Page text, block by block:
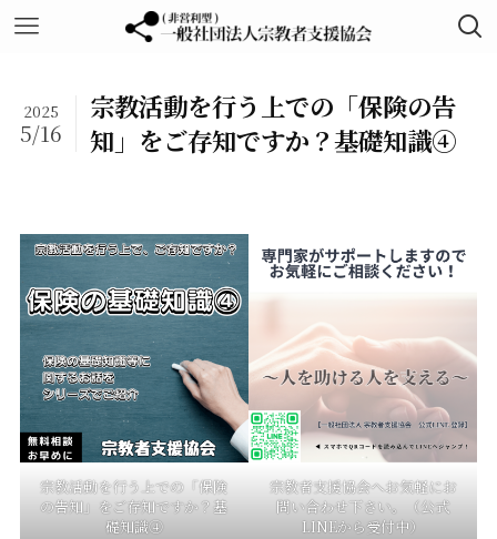
宗教活動を行う上での「保険の告
知」をご存知ですか？基礎知識④
2025
5/16
宗教活動を行う上での「保険
の告知」をご存知ですか？基
礎知識④
宗教者支援協会へお気軽にお
問い合わせ下さい。（公式
LINEから受付中）